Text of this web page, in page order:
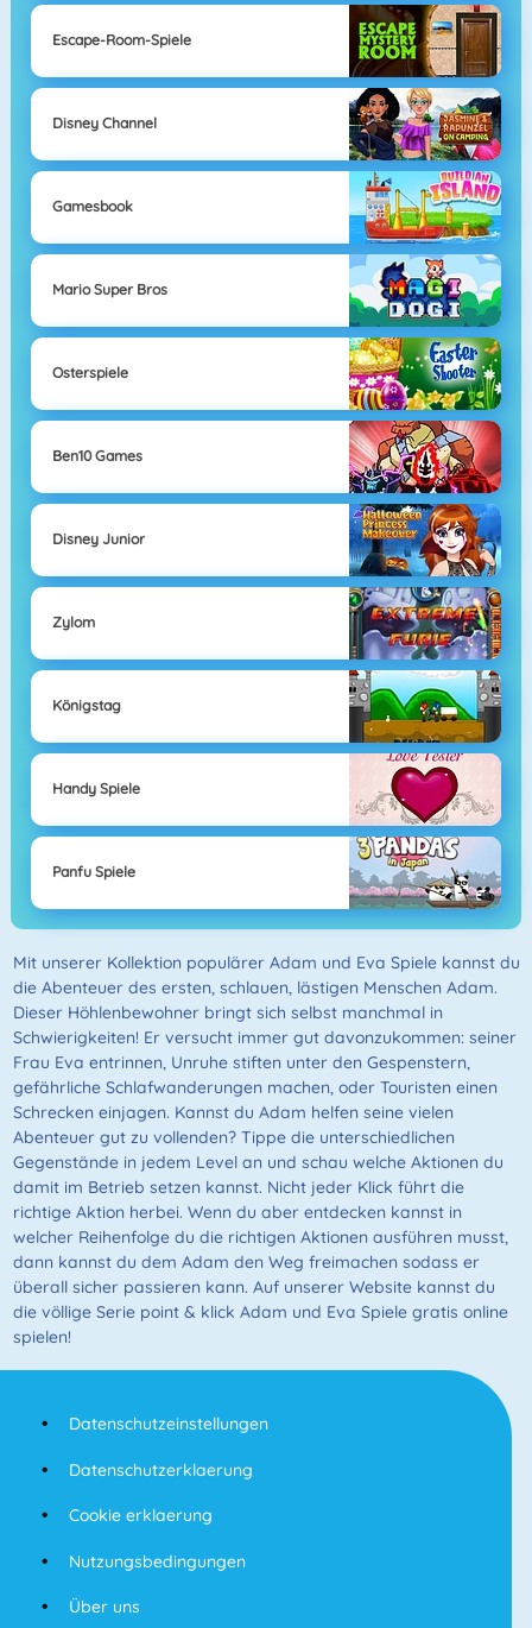
Escape-Room-Spiele
Disney Channel
Gamesbook
Mario Super Bros
Osterspiele
Ben10 Games
Disney Junior
Zylom
Königstag
Handy Spiele
Panfu Spiele
Mit unserer Kollektion populärer Adam und Eva Spiele kannst du
die Abenteuer des ersten, schlauen, lästigen Menschen Adam.
Dieser Höhlenbewohner bringt sich selbst manchmal in
Schwierigkeiten! Er versucht immer gut davonzukommen: seiner
Frau Eva entrinnen, Unruhe stiften unter den Gespenstern,
gefährliche Schlafwanderungen machen, oder Touristen einen
Schrecken einjagen. Kannst du Adam helfen seine vielen
Abenteuer gut zu vollenden? Tippe die unterschiedlichen
Gegenstände in jedem Level an und schau welche Aktionen du
damit im Betrieb setzen kannst. Nicht jeder Klick führt die
richtige Aktion herbei. Wenn du aber entdecken kannst in
welcher Reihenfolge du die richtigen Aktionen ausführen musst,
dann kannst du dem Adam den Weg freimachen sodass er
überall sicher passieren kann. Auf unserer Website kannst du
die völlige Serie point & klick Adam und Eva Spiele gratis online
spielen!
Datenschutzeinstellungen
Datenschutzerklaerung
Cookie erklaerung
Nutzungsbedingungen
Über uns